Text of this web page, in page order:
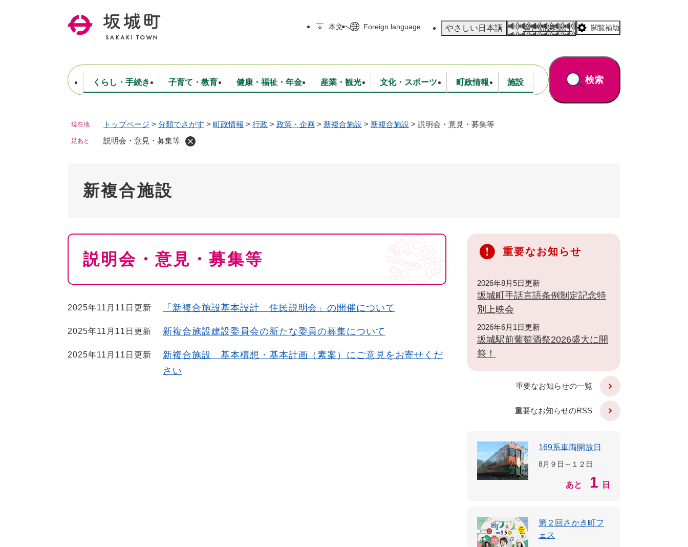
本文へ Foreign language やさしい日本語 音声読み上げ 閲覧補助
くらし・手続き
住民票・戸籍・証明 防災・行政無線 消防・救急 生活環境
道路・公園
税金
ごみ・環境・衛生
子育て・教育
妊娠・出産・子育て 保育 学校・教育
健康・福祉・年金
健康・医療 福祉 保険・年金
産業・観光
商工業 農林業 入札・契約 観光・特産
文化・スポーツ
生涯学習・スポーツ 文化
町政情報
ようこそ町長室へ 坂城町について 統計情報 広報・広聴
財政
人事・採用・職員
選挙
施設
公共施設
検索
現在地 トップページ > 分類でさがす > 町政情報 > 行政 > 政策・企画 > 新複合施設 > 新複合施設 > 説明会・意見・募集等
足あと 説明会・意見・募集等
新複合施設
本
説明会・意見・募集等
2025年11月11日更新 「新複合施設基本設計 住民説明会」の開催について
2025年11月11日更新 新複合施設建設委員会の新たな委員の募集について
2025年11月11日更新
新複合施設 基本構想・基本計画（素案）にご意見をお寄せくだ
さい
重要なお知らせ
2026年8月5日更新
坂城町手話言語条例制定記念特
別上映会
2026年6月1日更新
坂城駅前葡萄酒祭2026盛大に開
祭！
重要なお知らせの一覧
重要なお知らせのRSS
169系車両開放日
8月９日～１２日
あと 1 日
第２回さかき町フ
ェス